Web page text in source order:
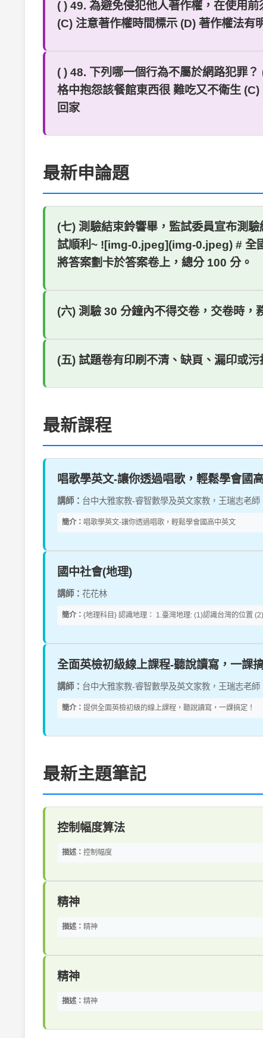
( ) 49. 為避免侵犯他人著作權，在使用
(C) 注意著作權時間標示 (D) 著作權法有
( ) 48. 下列哪一個行為不屬於網路犯罪
格中抱怨該餐館東西很 難吃又不衛生
回家
最新申論題
(七) 測驗結束鈴響畢，監試委員宣布測
試順利~ ![img-0.jpeg](img-0.jpeg) # 全
將答案劃卡於答案卷上，總分 100 分。
(六) 測驗 30 分鐘內不得交卷，交卷時，
(五) 試題卷有印刷不清、缺頁、漏印或
最新課程
唱歌學英文-讓你透過唱歌，輕鬆學會國
講師： 台中大雅家教-睿智數學及英文家教，王瑞志老師
簡介： 唱歌學英文-讓你透過唱歌，輕鬆學會國高中英文
國中社會(地理)
講師： 花花林
簡介： {地理科目} 認識地理： 1.臺灣地理: (1)認識台灣的位置
全面英檢初級線上課程-聽說讀寫，一課搞
講師： 台中大雅家教-睿智數學及英文家教，王瑞志老師
簡介： 提供全面英檢初級的線上課程，聽說讀寫，一課搞定！
最新主題筆記
控制幅度算法
描述： 控制幅度
精神
描述： 精神
精神
描述： 精神